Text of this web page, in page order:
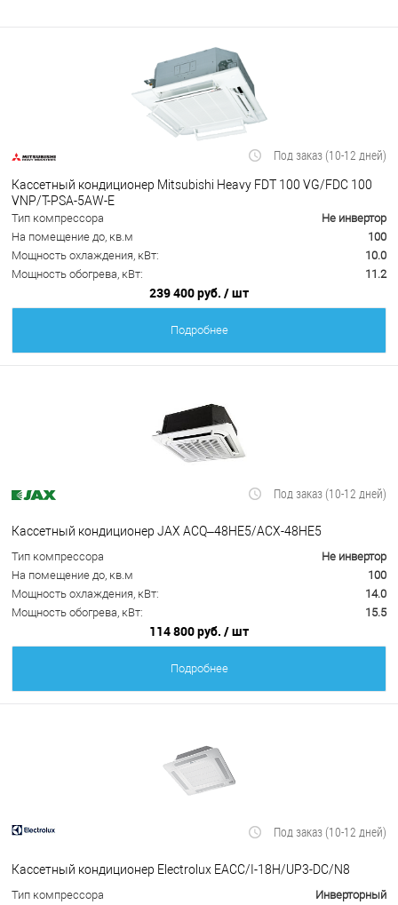
Под заказ (10-12 дней)
Кассетный кондиционер Mitsubishi Heavy FDT 100 VG/FDC 100
VNP/T-PSA-5AW-E
Тип компрессора
Не инвертор
На помещение до, кв.м
100
Мощность охлаждения, кВт:
10.0
Мощность обогрева, кВт:
11.2
239 400 руб. / шт
Подробнее
Под заказ (10-12 дней)
Кассетный кондиционер JAX ACQ–48HE5/ACX-48HE5
Тип компрессора
Не инвертор
На помещение до, кв.м
100
Мощность охлаждения, кВт:
14.0
Мощность обогрева, кВт:
15.5
114 800 руб. / шт
Подробнее
Под заказ (10-12 дней)
Кассетный кондиционер Electrolux EACС/I-18H/UP3-DC/N8
Тип компрессора Инверторный